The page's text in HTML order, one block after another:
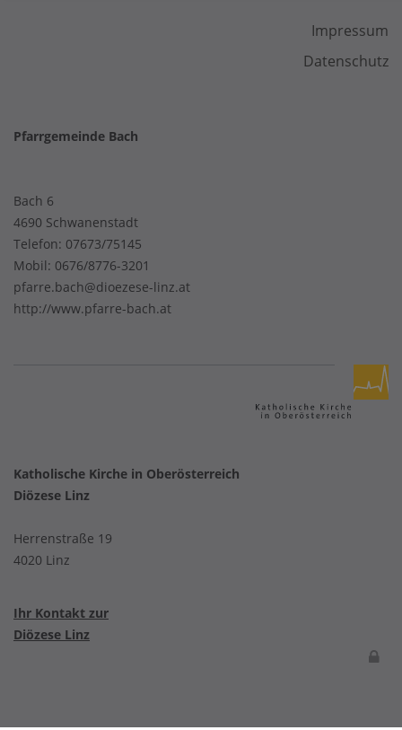
Impressum
Datenschutz
Pfarrgemeinde Bach
Bach 6
4690 Schwanenstadt
Telefon: 07673/75145
Mobil: 0676/8776-3201
pfarre.bach@dioezese-linz.at
http://www.pfarre-bach.at
Katholische Kirche in Oberösterreich
Diözese Linz
Herrenstraße 19
4020 Linz
Ihr Kontakt zur
Diözese Linz